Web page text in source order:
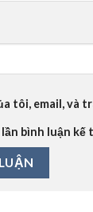
tôi, email, và
bình luận kế